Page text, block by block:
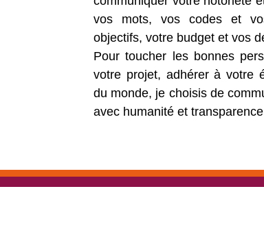
vos mots, vos codes et
objectifs, votre budget et vos
Pour toucher les bonnes
votre projet, adhérer à votre
du monde, je choisis de
avec humanité et